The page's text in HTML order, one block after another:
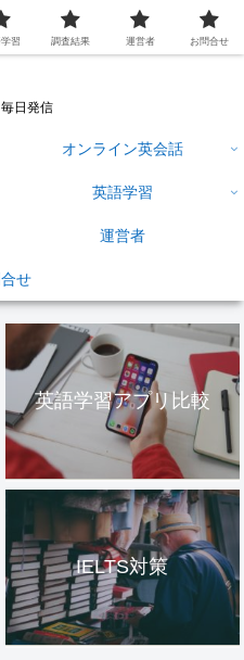
ひろば
日発信
オンライン英会話
英語学習
運営者
せ
英語学習アプリ比較
IELTS対策
習 調査結果 運営者 お問合せ